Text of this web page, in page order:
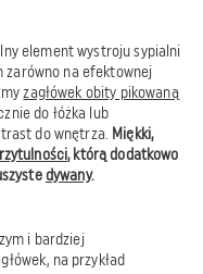
element wystroju sypialni
zarówno na efektownej
zagłówek obity pikowaną
do łóżka lub
do wnętrza. Miękki,
, którą dodatkowo
dywany.
i bardziej
na przykład